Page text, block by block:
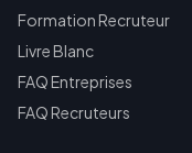
Formation Recruteur
Livre Blanc
FAQ Entreprises
FAQ Recruteurs